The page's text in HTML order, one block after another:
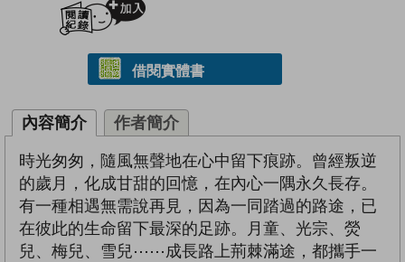
借閱實體書
內容簡介 作者簡介
時光匆匆，隨風無聲地在心中留下痕跡。曾經叛逆
的歲月，化成甘甜的回憶，在內心一隅永久長存。
有一種相遇無需說再見，因為一同踏過的路途，已
在彼此的生命留下最深的足跡。月童、光宗、熒
兒、梅兒、雪兒⋯⋯成長路上荊棘滿途，都攜手一